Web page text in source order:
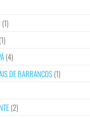
(1)
(1)
(4)
DE BARRANCOS(1)
(2)